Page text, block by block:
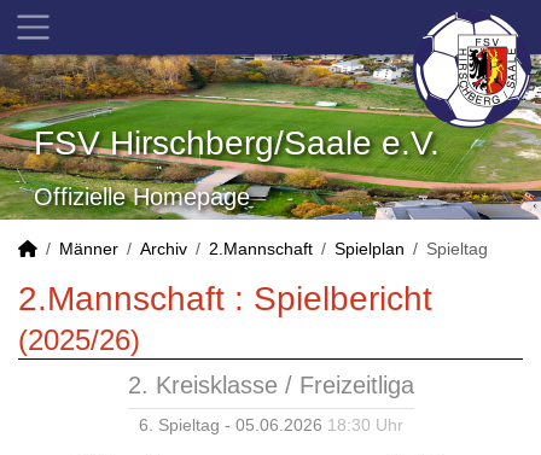
FSV Hirschberg/Saale e.V.
Offizielle Homepage
Männer Archiv 2.Mannschaft Spielplan Spieltag
2.Mannschaft : Spielbericht
(2025/26)
2. Kreisklasse / Freizeitliga
6. Spieltag - 05.06.2026 18:30 Uhr